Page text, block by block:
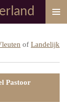
of Landelijk
Pastoor